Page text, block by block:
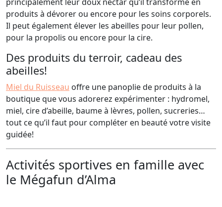
produits à dévorer ou encore pour les soins corporels.
Il peut également élever les abeilles pour leur pollen,
pour la propolis ou encore pour la cire.
Des produits du terroir, cadeau des
abeilles!
Miel du Ruisseau offre une panoplie de produits à la
boutique que vous adorerez expérimenter : hydromel,
miel, cire d’abeille, baume à lèvres, pollen, sucreries…
tout ce qu’il faut pour compléter en beauté votre visite
guidée!
Activités sportives en famille avec
le Mégafun d’Alma